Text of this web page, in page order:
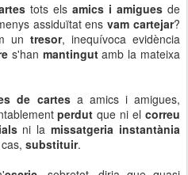
tots els amics i amigues de
assiduïtat ens vam cartejar?
un tresor, inequívoca evidència
s'han mantingutamb la mateixa
de cartes a amics i amigues,
perdut que ni elcorreu
ni la missatgeria instantània
substituir.